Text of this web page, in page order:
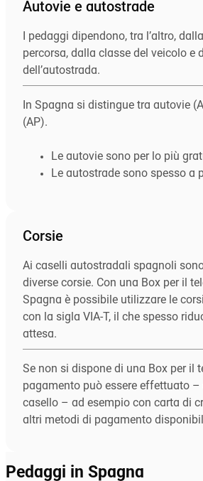
Autovie e autostrade
I pedaggi dipendono, tra l’altro,
percorsa, dalla classe del veicolo e
dell’autostrada.
In Spagna si distingue tra autovie
(AP).
Le autovie sono per lo più
Le autostrade sono spesso a
Corsie
Ai caselli autostradali spagnoli
diverse corsie. Con una Box per il
Spagna è possibile utilizzare le
con la sigla VIA-T, il che spesso
attesa.
Se non si dispone di una Box per il
pagamento può essere effettuato –
casello – ad esempio con carta di
altri metodi di pagamento
Pedaggi in Spagna